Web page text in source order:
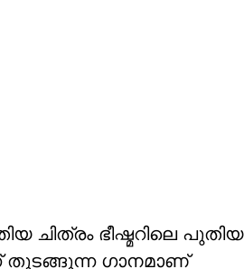
ചിത്രം ഭീഷ്മറിലെ പുതിയ
തുടങ്ങുന്ന ഗാനമാണ്